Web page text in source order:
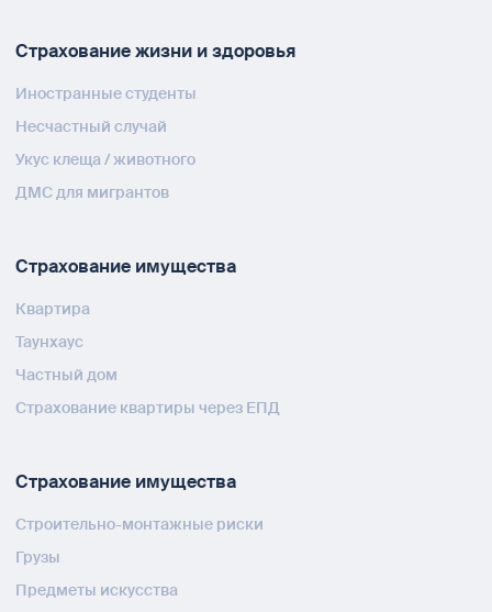
Страхование жизни и здоровья
Иностранные студенты
Несчастный случай
Укус клеща / животного
ДМС для мигрантов
Страхование имущества
Квартира
Таунхаус
Частный дом
Страхование квартиры через ЕПД
Страхование имущества
Строительно-монтажные риски
Грузы
Предметы искусства